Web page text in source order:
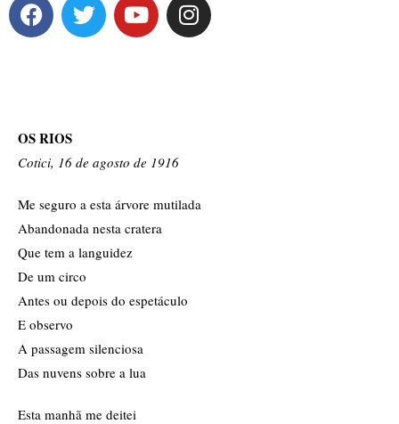
OS RIOS
Cotici, 16 de agosto de 1916
Me seguro a esta árvore mutilada
Abandonada nesta cratera
Que tem a languidez
De um circo
Antes ou depois do espetáculo
E observo
A passagem silenciosa
Das nuvens sobre a lua
Esta manhã me deitei